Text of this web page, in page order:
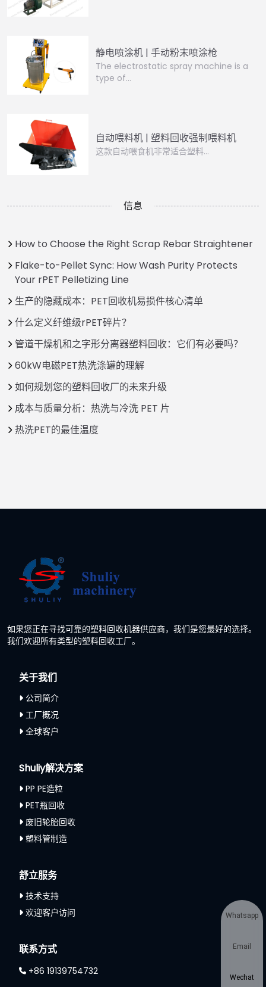
静电喷涂机 | 手动粉末喷涂枪
The electrostatic spray machine is a
type of…
自动喂料机 | 塑料回收强制喂料机
这款自动喂食机非常适合塑料…
信息
How to Choose the Right Scrap Rebar Straightener
Flake-to-Pellet Sync: How Wash Purity Protects
Your rPET Pelletizing Line
生产的隐藏成本：PET回收机易损件核心清单
什么定义纤维级rPET碎片？
管道干燥机和之字形分离器塑料回收：它们有必要吗？
60kW电磁PET热洗涤罐的理解
如何规划您的塑料回收厂的未来升级
成本与质量分析：热洗与冷洗 PET 片
热洗PET的最佳温度
如果您正在寻找可靠的塑料回收机器供应商，我们是您最好的选择。
我们欢迎所有类型的塑料回收工厂。
关于我们
公司简介
工厂概况
全球客户
Shuliy解决方案
PP PE造粒
PET瓶回收
废旧轮胎回收
塑料管制造
舒立服务
技术支持
欢迎客户访问
联系方式
+86 19139754732
Whatsapp
Email
Wechat